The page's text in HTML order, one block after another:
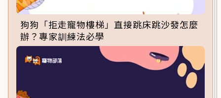
狗狗「拒走寵物樓梯」直接跳床跳沙發怎麼
辦？專家訓練法必學